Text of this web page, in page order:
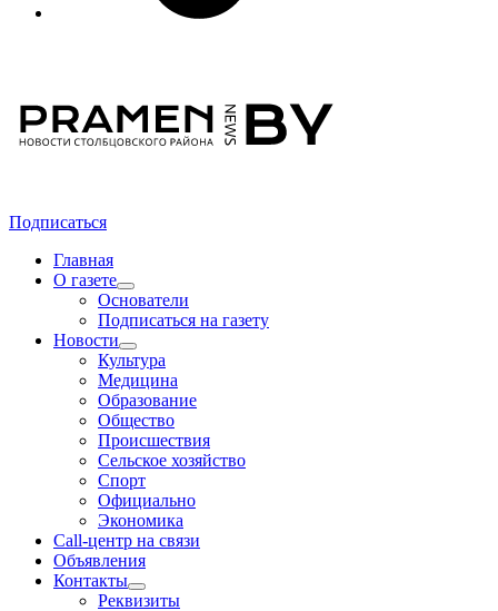
Подписаться
Главная
О газете
Основатели
Подписаться на газету
Новости
Культура
Медицина
Образование
Общество
Происшествия
Сельское хозяйство
Спорт
Официально
Экономика
Call-центр на связи
Объявления
Контакты
Реквизиты